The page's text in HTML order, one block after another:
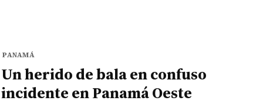
PANAMÁ
Un herido de bala en confuso
incidente en Panamá Oeste